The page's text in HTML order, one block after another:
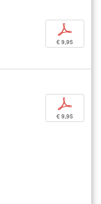
p
€ 9,95
p
€ 9,95